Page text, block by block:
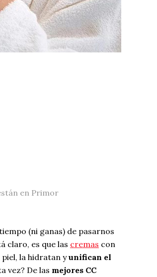
en Primor
(ni ganas) de pasarnos
claro, es que las cremas con
piel, la hidratan yunifican el
vez? De las mejores CC